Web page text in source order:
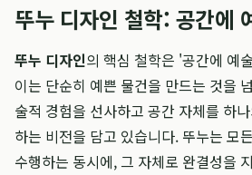
뚜누 디자인 철학: 공간에
뚜누 디자인의 핵심 철학은 '공간에 예
이는 단순히 예쁜 물건을 만드는 것을
술적 경험을 선사하고 공간 자체를 하
하는 비전을 담고 있습니다. 뚜누는 모
수행하는 동시에, 그 자체로 완결성을